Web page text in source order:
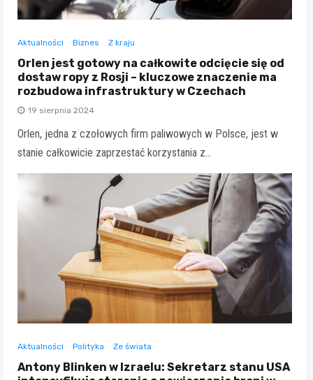
Aktualności Biznes Z kraju
Orlen jest gotowy na całkowite odcięcie się od
dostaw ropy z Rosji – kluczowe znaczenie ma
rozbudowa infrastruktury w Czechach
19 sierpnia 2024
Orlen, jedna z czołowych firm paliwowych w Polsce, jest w
stanie całkowicie zaprzestać korzystania z…
Aktualności Polityka Ze świata
Antony Blinken w Izraelu: Sekretarz stanu USA